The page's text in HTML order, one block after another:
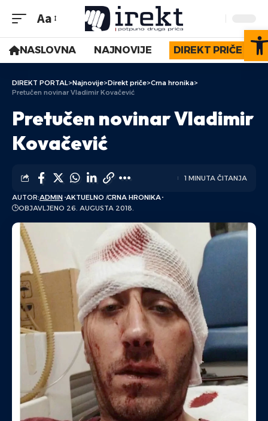
Aa
NASLOVNA NAJNOVIJE DIREKT PRIČE
DIREKT PORTAL>Najnovije>Direkt priče>Crna hronika>
Pretučen novinar Vladimir Kovačević
Pretučen novinar Vladimir
Kovačević
AUTOR:ADMIN AKTUELNO CRNA HRONIKA
OBJAVLJENO 26. AUGUSTA 2018.
1 MINUTA ČITANJA